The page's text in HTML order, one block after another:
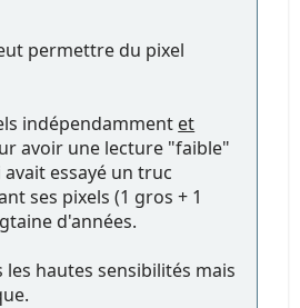
permettre du pixel
indépendamment et
avoir une lecture "faible"
essayé un truc
ses pixels (1 gros + 1
d'années.
les hautes sensibilités mais